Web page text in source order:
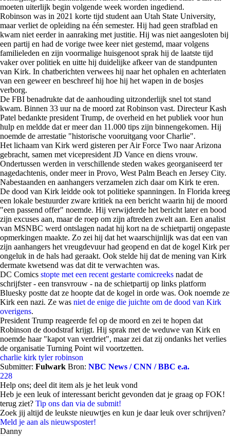
moeten uiterlijk begin volgende week worden ingediend.
Robinson was in 2021 korte tijd student aan Utah State University,
maar verliet de opleiding na één semester. Hij had geen strafblad en
kwam niet eerder in aanraking met justitie. Hij was niet aangesloten bij
een partij en had de vorige twee keer niet gestemd, maar volgens
familieleden en zijn voormalige huisgenoot sprak hij de laatste tijd
vaker over politiek en uitte hij duidelijke afkeer van de standpunten
van Kirk. In chatberichten verwees hij naar het ophalen en achterlaten
van een geweer en beschreef hij hoe hij het wapen in de bosjes
verborg.
De FBI benadrukte dat de aanhouding uitzonderlijk snel tot stand
kwam. Binnen 33 uur na de moord zat Robinson vast. Directeur Kash
Patel bedankte president Trump, de overheid en het publiek voor hun
hulp en meldde dat er meer dan 11.000 tips zijn binnengekomen. Hij
noemde de arrestatie "historische vooruitgang voor Charlie".
Het lichaam van Kirk werd gisteren per Air Force Two naar Arizona
gebracht, samen met vicepresident JD Vance en diens vrouw.
Ondertussen werden in verschillende steden wakes georganiseerd ter
nagedachtenis, onder meer in Provo, West Palm Beach en Jersey City.
Nabestaanden en aanhangers verzamelen zich daar om Kirk te eren.
De dood van Kirk leidde ook tot politieke spanningen. In Florida kreeg
een lokale bestuurder zware kritiek na een bericht waarin hij de moord
"een passend offer" noemde. Hij verwijderde het bericht later en bood
zijn excuses aan, maar de roep om zijn aftreden zwelt aan. Een analist
van MSNBC werd ontslagen nadat hij kort na de schietpartij ongepaste
opmerkingen maakte. Zo zei hij dat het waarschijnlijk was dat een van
zijn aanhangers het vreugdevuur had geopend en dat de kogel Kirk per
ongeluk in de hals had geraakt. Ook stelde hij dat de mening van Kirk
dermate kwetsend was dat dit te verwachten was.
DC Comics stopte met een recent gestarte comicreeks nadat de
schrijfster - een transvrouw - na de schietpartij op links platform
Bluesky postte dat ze hoopte dat de kogel in orde was. Ook noemde ze
Kirk een nazi. Ze was niet de enige die juichte om de dood van Kirk
overigens.
President Trump reageerde fel op de moord en zei te hopen dat
Robinson de doodstraf krijgt. Hij sprak met de weduwe van Kirk en
noemde haar "kapot van verdriet", maar zei dat zij ondanks het verlies
de organisatie Turning Point wil voortzetten.
charlie kirk tyler robinson
Submitter: Fulwark Bron: NBC News / CNN / BBC e.a.
228
Help ons; deel dit item als je het leuk vond
Heb je een leuk of interessant bericht gevonden dat je graag op FOK!
terug ziet? Tip ons dan via de submit!
Zoek jij altijd de leukste nieuwtjes en kun je daar leuk over schrijven?
Meld je aan als nieuwsposter!
Danny